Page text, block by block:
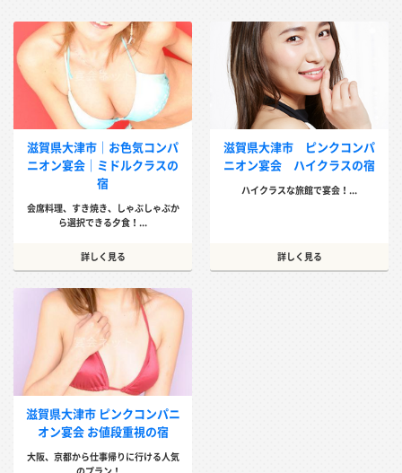
滋賀県大津市｜お色気コンパ
ニオン宴会｜ミドルクラスの
宿
会席料理、すき焼き、しゃぶしゃぶか
ら選択できる夕食！...
詳しく見る
滋賀県大津市 ピンクコンパ
ニオン宴会 ハイクラスの宿
ハイクラスな旅館で宴会！...
詳しく見る
滋賀県大津市 ピンクコンパニ
オン宴会 お値段重視の宿
大阪、京都から仕事帰りに行ける人気